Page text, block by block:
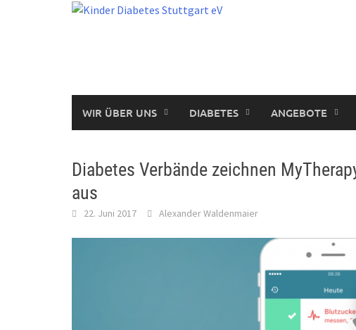
WIR ÜBER UNS DIABETES ANGEBOTE
Diabetes Verbände zeichnen
aus
22. Juni 2017 Alexander Waldenmaier